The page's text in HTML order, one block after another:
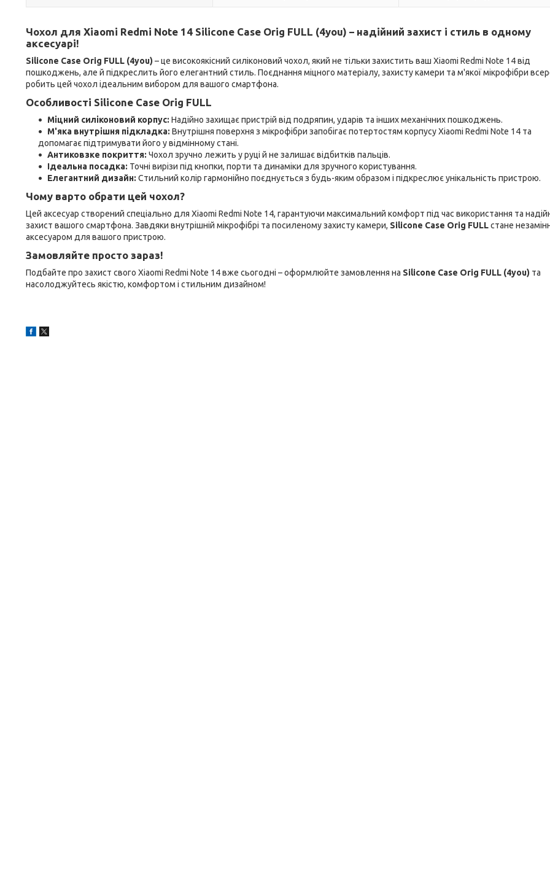
Чохол для Xiaomi Redmi Note 14 Silicone Case Orig FULL (4you) – надійний захист і стиль в одному
аксесуарі!
Silicone Case Orig FULL (4you) – це високоякісний силіконовий чохол, який не тільки захистить ваш Xiaomi Redmi Note 14 від
пошкоджень, але й підкреслить його елегантний стиль. Поєднання міцного матеріалу, захисту камери та м'якої мікрофібри
робить цей чохол ідеальним вибором для вашого смартфона.
Особливості Silicone Case Orig FULL
Міцний силіконовий корпус: Надійно захищає пристрій від подряпин, ударів та інших механічних пошкоджень.
М'яка внутрішня підкладка: Внутрішня поверхня з мікрофібри запобігає потертостям корпусу Xiaomi Redmi Note 14 та
допомагає підтримувати його у відмінному стані.
Антиковзке покриття: Чохол зручно лежить у руці й не залишає відбитків пальців.
Ідеальна посадка: Точні вирізи під кнопки, порти та динаміки для зручного користування.
Елегантний дизайн: Стильний колір гармонійно поєднується з будь-яким образом і підкреслює унікальність пристрою.
Чому варто обрати цей чохол?
Цей аксесуар створений спеціально для Xiaomi Redmi Note 14, гарантуючи максимальний комфорт під час використання та
захист вашого смартфона. Завдяки внутрішній мікрофібрі та посиленому захисту камери, Silicone Case Orig FULLстане
аксесуаром для вашого пристрою.
Замовляйте просто зараз!
Подбайте про захист свого Xiaomi Redmi Note 14 вже сьогодні – оформлюйте замовлення на Silicone Case Orig FULL (4you) та
насолоджуйтесь якістю, комфортом і стильним дизайном!